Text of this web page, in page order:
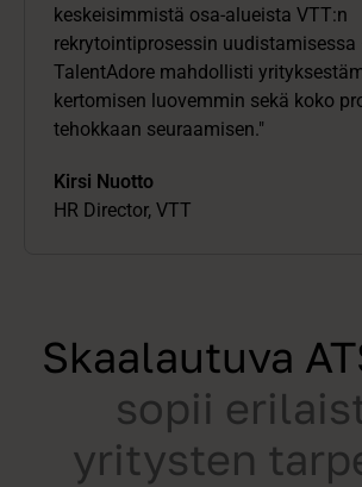
keskeisimmistä osa-alueista VTT:n
rekrytointiprosessin
TalentAdore mahdollisti
kertomisen luovemmin sekä koko
tehokkaan seuraamisen."
Kirsi Nuotto
HR Director, VTT
Skaalautuva
sopii
yritysten